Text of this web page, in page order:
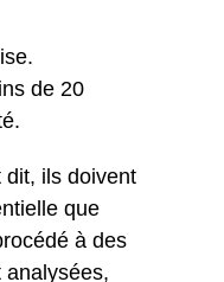
de 20
dit, ils doivent
que
à des
analysées,